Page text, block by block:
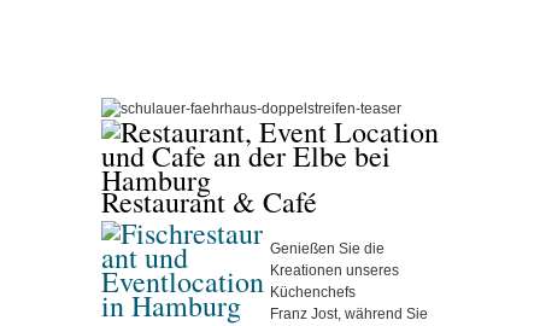
Restaurant & Café
Genießen Sie die
Kreationen unseres
Küchenchefs
Franz Jost, während Sie